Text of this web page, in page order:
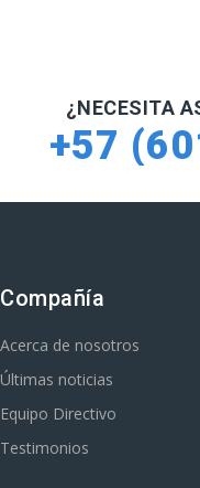
¿NECESITA
+57
Compañía
Acerca de nosotros
Últimas noticias
Equipo Directivo
Testimonios